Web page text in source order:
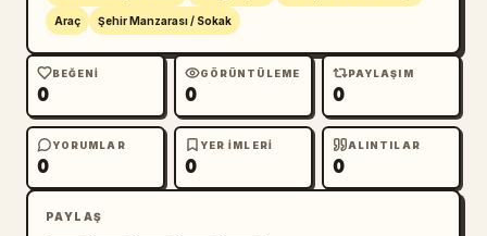
Araç Şehir Manzarası / Sokak
BEĞENI
0
GÖRÜNTÜLEME
0
PAYLAŞIM
0
YORUMLAR
0
YER IMLERI
0
ALINTILAR
0
PAYLAŞ